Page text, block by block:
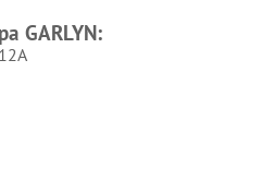
GARLYN: